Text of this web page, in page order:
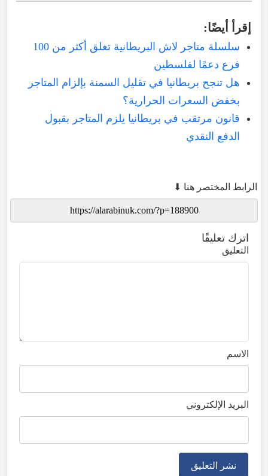
إقرأ أيضًا:
سلسلة متاجر لاش البريطانية تغلق أكثر من 100
فرع دعمًا لفلسطين
هل تنجح بريطانيا في تقليل السمنة بإلزام المتاجر
بخفض السعرات الحرارية؟
قانون مرتقب في بريطانيا يلزم المتاجر بقبول
الدفع النقدي
الرابط المختصر هنا ⬇
اترك تعليقًا
التعليق
الاسم
البريد الإلكتروني